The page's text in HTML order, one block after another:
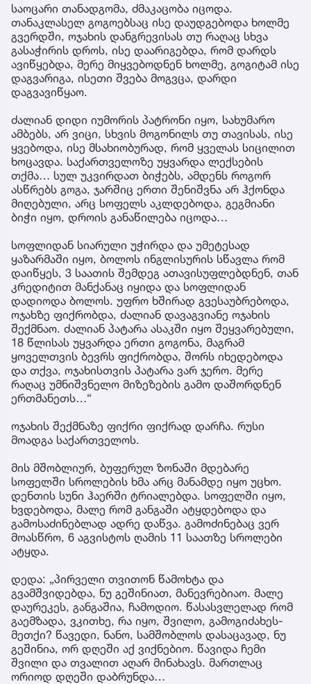
საოცარი თანადგომა, ძმაკაცობა იცოდა.
თანაკლასელ გოგოებსაც ისე დაუდგებოდა ხოლმე
გვერდში, ოჯახის დანგრევისას თუ რაღაც სხვა
გასაჭირის დროს, ისე დაარიგებდა, რომ დარდს
ავიწყებდა, მერე მიყვებოდნენ ხოლმე, გოგიტამ ისე
დაგვარიგა, ისეთი შვება მოგვცა, დარდი
დაგვავიწყაო.
ძალიან დიდი იუმორის პატრონი იყო, სახუმარო
ამბებს, არ ვიცი, სხვის მოგონილს თუ თავისას, ისე
ყვებოდა, ისე მსახიობურად, რომ ყველას სიცილით
ხოცავდა. საქართველოზე უყვარდა ლექსების
თქმა… სულ უკვირდათ ბიჭებს, ამდენს როგორ
ასწრებს გოგა, ჯარშიც ერთი შენიშვნა არ ჰქონდა
მიღებული, არც სოფელს აკლდებოდა, გეგმიანი
ბიჭი იყო, დროის განაწილება იცოდა…
სოფლიდან სიარული უჭირდა და უმეტესად
ყაზარმაში იყო, ბოლოს ინგლისურის სწავლა რომ
დაიწყეს, 3 საათის შემდეგ ათავისუფლებდნენ, თან
კრედიტით მანქანაც იყიდა და სოფლიდან
დადიოდა ბოლოს. უფრო ხშირად გვესაუბრებოდა,
ოჯახზე ფიქრობდა, ძალიან დავაგვიანე ოჯახის
შექმნაო. ძალიან პატარა ასაკში იყო შეყვარებული,
18 წლისას უყვარდა ერთი გოგონა, მაგრამ
ყოველთვის ბევრს ფიქრობდა, შორს იხედებოდა
და თქვა, ოჯახისთვის პატარა ვარ ჯერო. მერე
რაღაც უმნიშვნელო მიზეზების გამო დაშორდნენ
ერთმანეთს…“
ოჯახის შექმნაზე ფიქრი ფიქრად დარჩა. რუსი
მოადგა საქართველოს.
მის მშობლიურ, ბუფერულ ზონაში მდებარე
სოფელში სროლების ხმა არც მანამდე იყო უცხო.
დენთის სუნი ჰაერში ტრიალებდა. სოფელში იყო,
ხვდებოდა, მალე რომ განგაში ატყდებოდა და
გამოსაძინებლად ადრე დაწვა. გამოძინებაც ვერ
მოასწრო, 6 აგვისტოს ღამის 11 საათზე სროლები
ატყდა.
დედა: „პირველი თვითონ წამოხტა და
გვამშვიდებდა, ნუ გეშინიათ, მანევრებიაო. მალე
დაურეკეს, განგაშია, ჩამოდიო. წასასვლელად რომ
გაემზადა, ვკითხე, რა იყო, შვილო, გამოგიძახეს-
მეთქი? წავედი, ნანო, სამშობლოს დასაცავად, ნუ
გეშინია, ორ დღეში აქ ვიქნებიო. წავიდა ჩემი
შვილი და თვალით აღარ მინახავს. მართლაც
ორიოდ დღეში დაბრუნდა…